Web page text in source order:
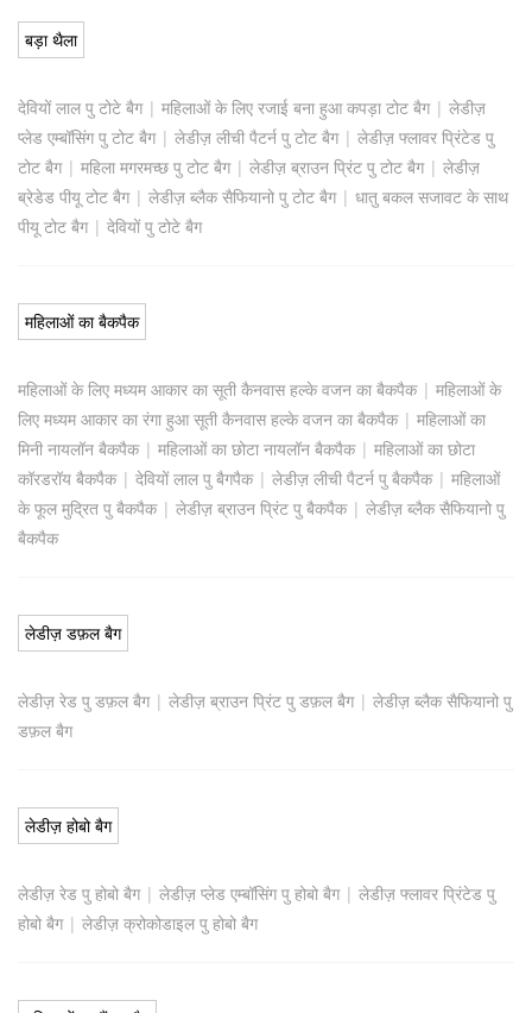
बड़ा थैला
देवियों लाल पु टोटे बैग| महिलाओं के लिए रजाई बना हुआ कपड़ा टोट बैग| लेडीज़
प्लेड एम्बॉसिंग पु टोट बैग| लेडीज़ लीची पैटर्न पु टोट बैग| लेडीज़ फ्लावर प्रिंटेड पु
टोट बैग| महिला मगरमच्छ पु टोट बैग| लेडीज़ ब्राउन प्रिंट पु टोट बैग| लेडीज़
ब्रेडेड पीयू टोट बैग| लेडीज़ ब्लैक सैफियानो पु टोट बैग| धातु बकल सजावट के साथ
पीयू टोट बैग| देवियों पु टोटे बैग
महिलाओं का बैकपैक
महिलाओं के लिए मध्यम आकार का सूती कैनवास हल्के वजन का बैकपैक| महिलाओं के
लिए मध्यम आकार का रंगा हुआ सूती कैनवास हल्के वजन का बैकपैक| महिलाओं का
मिनी नायलॉन बैकपैक| महिलाओं का छोटा नायलॉन बैकपैक| महिलाओं का छोटा
कॉरडरॉय बैकपैक| देवियों लाल पु बैगपैक| लेडीज़ लीची पैटर्न पु बैकपैक| महिलाओं
के फूल मुद्रित पु बैकपैक| लेडीज़ ब्राउन प्रिंट पु बैकपैक| लेडीज़ ब्लैक सैफियानो पु
बैकपैक
लेडीज़ डफ़ल बैग
लेडीज़ रेड पु डफ़ल बैग| लेडीज़ ब्राउन प्रिंट पु डफ़ल बैग| लेडीज़ ब्लैक सैफियानो पु
डफ़ल बैग
लेडीज़ होबो बैग
लेडीज़ रेड पु होबो बैग| लेडीज़ प्लेड एम्बॉसिंग पु होबो बैग| लेडीज़ फ्लावर प्रिंटेड पु
होबो बैग| लेडीज़ क्रोकोडाइल पु होबो बैग